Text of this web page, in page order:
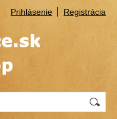
Prihlásenie Registrácia